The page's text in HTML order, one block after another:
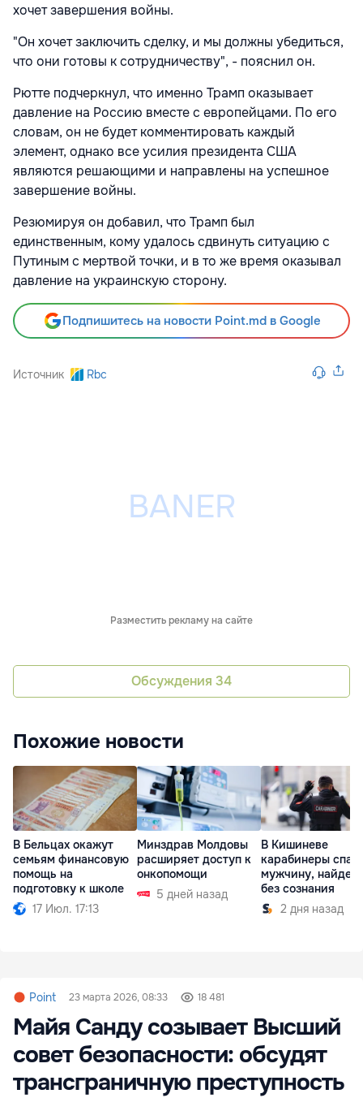
хочет завершения войны.
"Он хочет заключить сделку, и мы должны убедиться,
что они готовы к сотрудничеству", - пояснил он.
Рютте подчеркнул, что именно Трамп оказывает
давление на Россию вместе с европейцами. По его
словам, он не будет комментировать каждый
элемент, однако все усилия президента США
являются решающими и направлены на успешное
завершение войны.
Резюмируя он добавил, что Трамп был
единственным, кому удалось сдвинуть ситуацию с
Путиным с мертвой точки, и в то же время оказывал
давление на украинскую сторону.
Подпишитесь на новости Point.md в Google
Источник Rbc
Разместить рекламу на сайте
Обсуждения 34
Похожие новости
В Бельцах окажут
семьям финансовую
помощь на
подготовку к школе
17 Июл. 17:13
Минздрав Молдовы
расширяет доступ к
онкопомощи
5 дней назад
В Кишиневе
карабинеры
мужчину,
без сознания
2 дня назад
Point 23 марта 2026, 08:33 18 481
Майя Санду созывает Высший
совет безопасности: обсудят
трансграничную преступность